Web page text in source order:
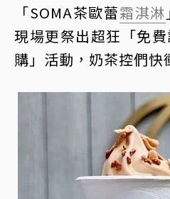
「SOMA茶歐蕾霜淇淋
現場更祭出超狂「免
購」活動，奶茶控們快